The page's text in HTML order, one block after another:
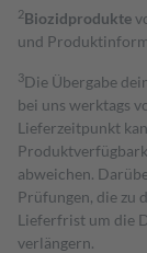
2Biozidprodukte
und
3Die Übergabe
bei uns werktags
Lieferzeitpunkt
abweichen.
Prüfungen, die zu
Lieferfrist um die
verlängern.